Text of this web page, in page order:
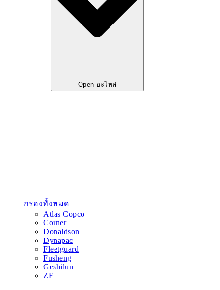
Open อะไหล่
กรองทั้งหมด
Atlas Copco
Corner
Donaldson
Dynapac
Fleetguard
Fusheng
Geshilun
ZF